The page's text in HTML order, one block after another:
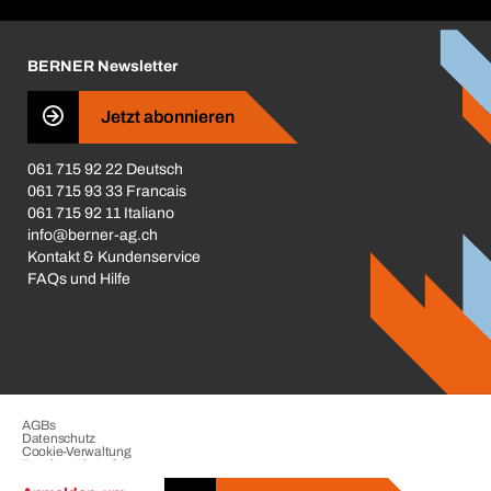
Business Conduct
BERNER Newsletter
Jetzt abonnieren
061 715 92 22 Deutsch
061 715 93 33 Francais
061 715 92 11 Italiano
info@berner-ag.ch
Kontakt & Kundenservice
FAQs und Hilfe
AGBs
Datenschutz
Cookie-Verwaltung
Beschwerdeverfahren